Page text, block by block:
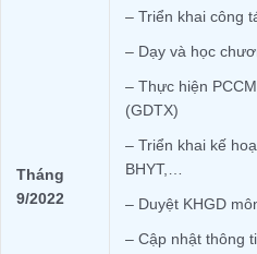
Tháng
9/2022
– Triển khai công
– Dạy và học
– Thực hiện
(GDTX)
– Triển khai kế
BHYT,…
– Duyệt KHGD
– Cập nhật thông